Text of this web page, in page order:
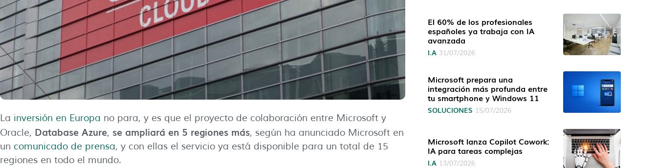
La inversión en Europa no para, y es que el proyecto de colaboración entre Microsoft y
Oracle, Database Azure, se ampliará en 5 regiones más, según ha anunciado Microsoft en
un comunicado de prensa, y con ellas el servicio ya está disponible para un total de 15
regiones en todo el mundo.
El 60% de los profesionales
españoles ya trabaja con IA
avanzada
I.A 31/07/2026
Microsoft prepara una
integración más profunda entre
tu smartphone y Windows 11
SOLUCIONES 15/07/2026
Microsoft lanza Copilot Cowork:
IA para tareas complejas
I.A 13/07/2026